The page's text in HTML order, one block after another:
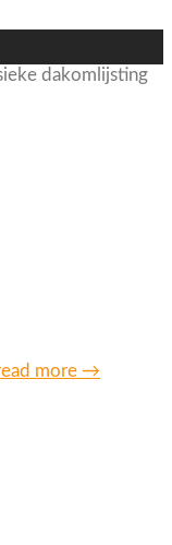
dakomlijsting
more →